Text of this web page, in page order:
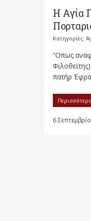
Η Αγία
Κατηγορίες:
“Οπως
πατήρ
6